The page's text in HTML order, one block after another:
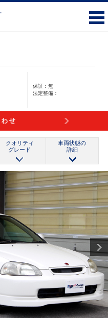
保証：無
法定整備：
クオリティ
グレード
車両状態の
詳細